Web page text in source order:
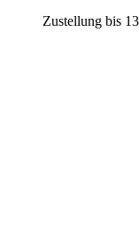
Zustellung bis